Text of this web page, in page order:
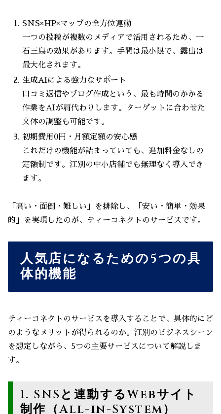
SNS×HP×マップの全方位連動
一つの投稿が複数のメディアで活用されるため、一
石三鳥の効果があります。手間は最小限で、露出は
最大化されます。
生成AIによる強力なサポート
口コミ返信やブログ作成という、最も時間のかかる
作業をAIが肩代わりします。ターゲットに合わせた
文体の調整も可能です。
初期費用0円・月額定額の安心感
これだけの機能が詰まっていても、追加料金なしの
定額制です。江別の中小店舗でも無理なく導入でき
ます。
「高い・面倒・難しい」を排除し、「安い・簡単・効果
的」を実現したのが、ティーコネクトのサービスです。
人気店になるための5つの具
体的機能
ティーコネクトのサービスを導入することで、具体的にど
のようなメリットが得られるのか。江別のビジネスシーン
を想定しながら、5つの主要サービスについて解説しま
す。
1. SNSと連動するWebサイト
制作（All-in-System）